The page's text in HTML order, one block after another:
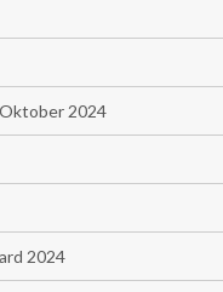
2024
2024